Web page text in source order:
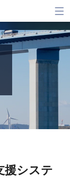
メ
ー
援システ